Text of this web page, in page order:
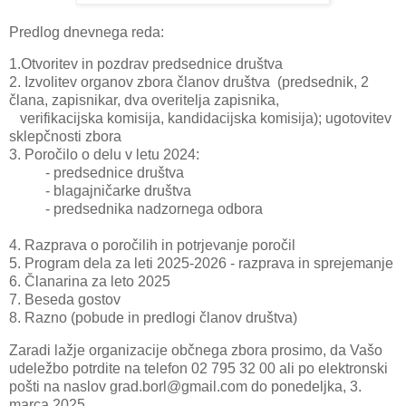
Predlog dnevnega reda:
1.Otvoritev in pozdrav predsednice društva
2. Izvolitev organov zbora članov društva (predsednik, 2
člana, zapisnikar, dva overitelja zapisnika,
verifikacijska komisija, kandidacijska komisija); ugotovitev
sklepčnosti zbora
3. Poročilo o delu v letu 2024:
- predsednice društva
- blagajničarke društva
- predsednika nadzornega odbora
4. Razprava o poročilih in potrjevanje poročil
5. Program dela za leti 2025-2026 - razprava in sprejemanje
6. Članarina za leto 2025
7. Beseda gostov
8. Razno (pobude in predlogi članov društva)
Zaradi lažje organizacije občnega zbora prosimo, da Vašo
udeležbo potrdite na telefon 02 795 32 00 ali po elektronski
pošti na naslov grad.borl@gmail.com do ponedeljka, 3.